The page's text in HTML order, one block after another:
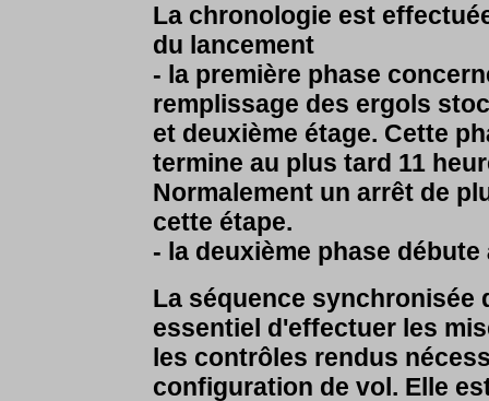
La chronologie est
du lancement
- la première phase
remplissage des ergols
et deuxième étage. Cette
termine au plus tard 11
Normalement un arrêt de
cette étape.
- la deuxième phase débute
La séquence synchronisée
essentiel d'effectuer les
les contrôles rendus
configuration de vol. Elle